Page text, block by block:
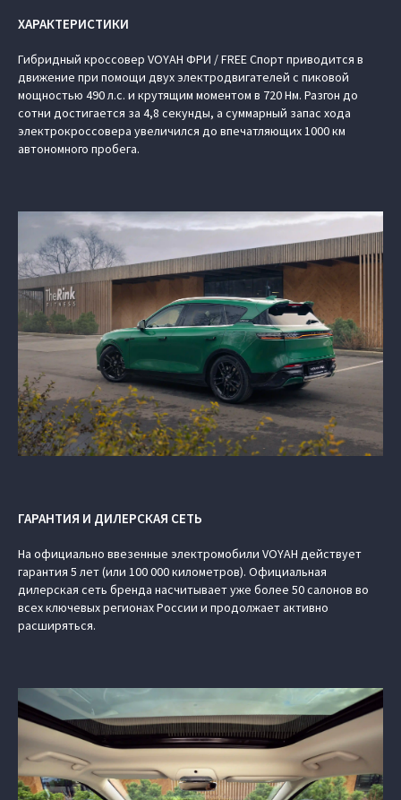
ХАРАКТЕРИСТИКИ
Гибридный кроссовер VOYAH ФРИ / FREE Спорт приводится в
движение при помощи двух электродвигателей с пиковой
мощностью 490 л.с. и крутящим моментом в 720 Нм. Разгон до
сотни достигается за 4,8 секунды, а суммарный запас хода
электрокроссовера увеличился до впечатляющих 1000 км
автономного пробега.
ГАРАНТИЯ И ДИЛЕРСКАЯ СЕТЬ
На официально ввезенные электромобили VOYAH действует
гарантия 5 лет (или 100 000 километров). Официальная
дилерская сеть бренда насчитывает уже более 50 салонов во
всех ключевых регионах России и продолжает активно
расширяться.